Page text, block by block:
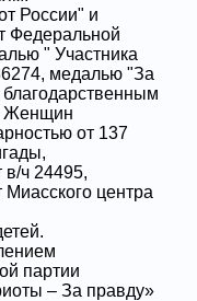
России" и
Федеральной
" Участника
медалью "За
Женщин
от 137
в/ч 24495,
центра
партии
– За правду»